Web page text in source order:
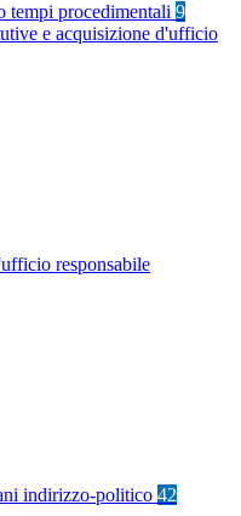
tempi procedimentali 9
e acquisizione d'ufficio
responsabile
indirizzo-politico 42